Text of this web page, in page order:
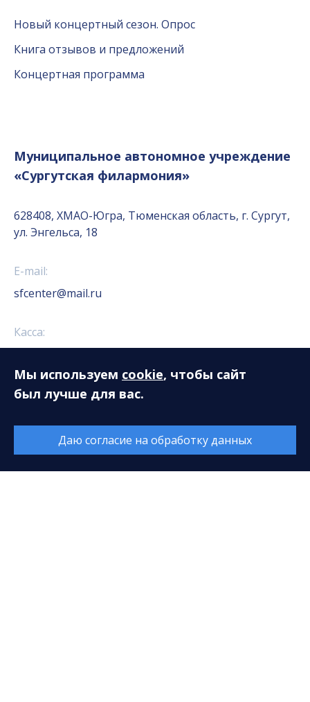
Новый концертный сезон. Опрос
Книга отзывов и предложений
Концертная программа
Муниципальное автономное учреждение
«Сургутская филармония»
628408, ХМАО-Югра, Тюменская область, г. Сургут,
ул. Энгельса, 18
E-mail:
sfcenter@mail.ru
Касса:
+7 (3462) 52-18-02
Каждый день с 9:00 до 20:00
Перерыв с 14:00 до 14:40
Мы используем cookie, чтобы сайт
был лучше для вас.
Даю согласие на обработку данных